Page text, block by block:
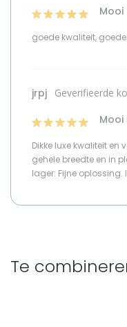
Mooi
goede kwaliteit,
jrpj
Mooi
Dikke luxe kwaliteit
gehele breedte en in
lager: Fijne oplossing.
Te